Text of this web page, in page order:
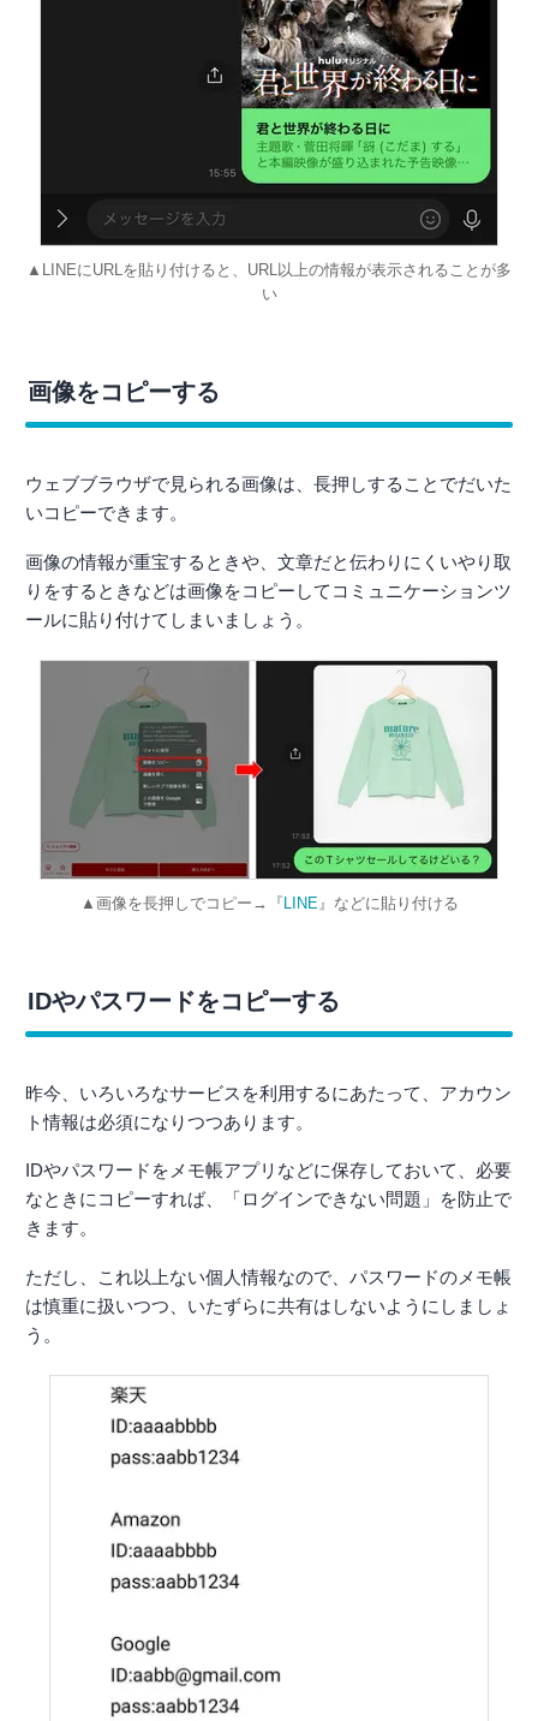
▲LINEにURLを貼り付けると、URL以上の情報が表示されることが多
い
画像をコピーする
ウェブブラウザで見られる画像は、長押しすることでだいた
いコピーできます。
画像の情報が重宝するときや、文章だと伝わりにくいやり取
りをするときなどは画像をコピーしてコミュニケーションツ
ールに貼り付けてしまいましょう。
▲画像を長押しでコピー→『LINE 』などに貼り付ける
IDやパスワードをコピーする
昨今、いろいろなサービスを利用するにあたって、アカウン
ト情報は必須になりつつあります。
IDやパスワードをメモ帳アプリなどに保存しておいて、必要
なときにコピーすれば、「ログインできない問題」を防止で
きます。
ただし、これ以上ない個人情報なので、パスワードのメモ帳
は慎重に扱いつつ、いたずらに共有はしないようにしましょ
う。